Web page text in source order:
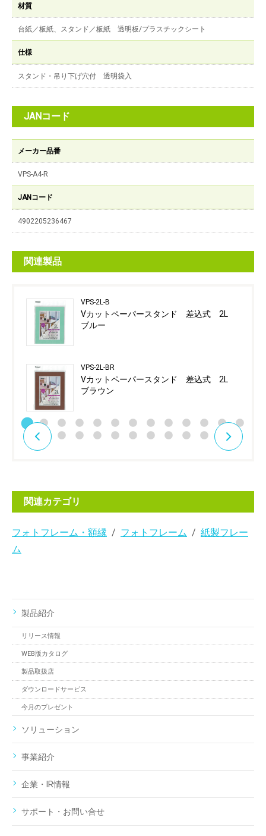
材質
台紙／板紙、スタンド／板紙 透明板/プラスチックシート
仕様
スタンド・吊り下げ穴付 透明袋入
JANコード
メーカー品番
VPS-A4-R
JANコード
4902205236467
関連製品
VPS-2L-B
Vカットペーパースタンド 差込式 2L
ブルー
VPS-2L-BR
Vカットペーパースタンド 差込式 2L
ブラウン
関連カテゴリ
フォトフレーム・額縁 フォトフレーム
紙製フレー
ム
製品紹介
リリース情報
WEB版カタログ
製品取扱店
ダウンロードサービス
今月のプレゼント
ソリューション
事業紹介
企業・IR情報
サポート・お問い合せ